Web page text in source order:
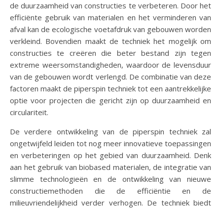
de duurzaamheid van constructies te verbeteren. Door het
efficiënte gebruik van materialen en het verminderen van
afval kan de ecologische voetafdruk van gebouwen worden
verkleind. Bovendien maakt de techniek het mogelijk om
constructies te creëren die beter bestand zijn tegen
extreme weersomstandigheden, waardoor de levensduur
van de gebouwen wordt verlengd. De combinatie van deze
factoren maakt de piperspin techniek tot een aantrekkelijke
optie voor projecten die gericht zijn op duurzaamheid en
circulariteit.
De verdere ontwikkeling van de piperspin techniek zal
ongetwijfeld leiden tot nog meer innovatieve toepassingen
en verbeteringen op het gebied van duurzaamheid. Denk
aan het gebruik van biobased materialen, de integratie van
slimme technologieën en de ontwikkeling van nieuwe
constructiemethoden die de efficiëntie en de
milieuvriendelijkheid verder verhogen. De techniek biedt